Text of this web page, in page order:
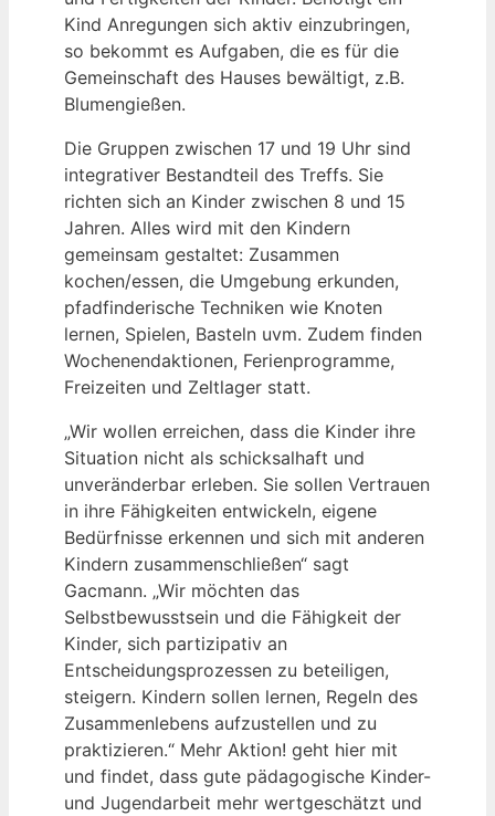
Kind Anregungen sich aktiv einzubringen,
so bekommt es Aufgaben, die es für die
Gemeinschaft des Hauses bewältigt, z.B.
Blumengießen.
Die Gruppen zwischen 17 und 19 Uhr sind
integrativer Bestandteil des Treffs. Sie
richten sich an Kinder zwischen 8 und 15
Jahren. Alles wird mit den Kindern
gemeinsam gestaltet: Zusammen
kochen/essen, die Umgebung erkunden,
pfadfinderische Techniken wie Knoten
lernen, Spielen, Basteln uvm. Zudem finden
Wochenendaktionen, Ferienprogramme,
Freizeiten und Zeltlager statt.
„Wir wollen erreichen, dass die Kinder ihre
Situation nicht als schicksalhaft und
unveränderbar erleben. Sie sollen Vertrauen
in ihre Fähigkeiten entwickeln, eigene
Bedürfnisse erkennen und sich mit anderen
Kindern zusammenschließen“ sagt
Gacmann. „Wir möchten das
Selbstbewusstsein und die Fähigkeit der
Kinder, sich partizipativ an
Entscheidungsprozessen zu beteiligen,
steigern. Kindern sollen lernen, Regeln des
Zusammenlebens aufzustellen und zu
praktizieren.“ Mehr Aktion! geht hier mit
und findet, dass gute pädagogische Kinder-
und Jugendarbeit mehr wertgeschätzt und